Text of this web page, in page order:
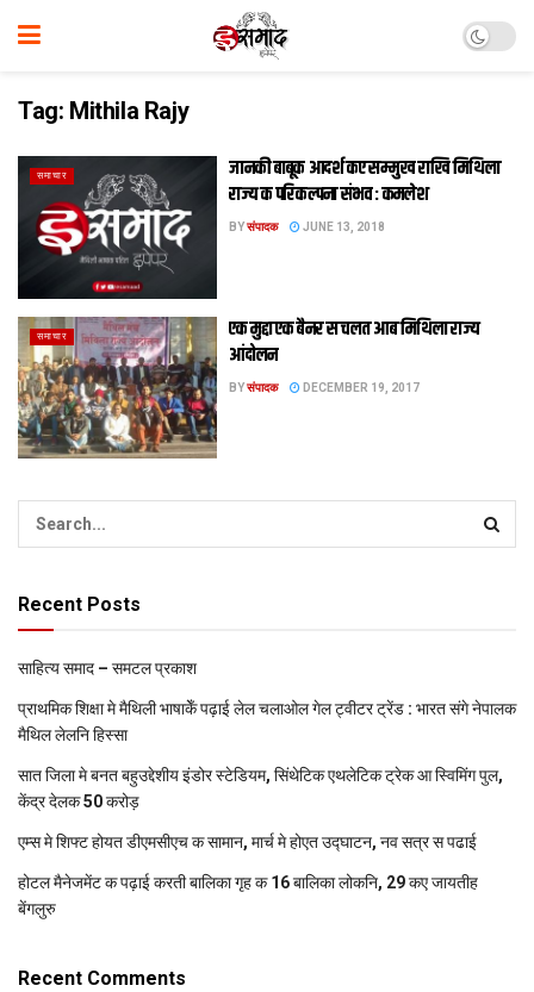
Tag: Mithila Rajy
समाचार
जानकी बाबूक आदर्श कए सम्मुख राखि मिथिला
राज्य क परिकल्पना संभव : कमलेश
BYसंपादक JUNE 13, 2018
समाचार
एक मुद्दा एक बैनर स चलत आब मिथिला राज्य
आंदोलन
BYसंपादक DECEMBER 19, 2017
Recent Posts
साहित्य समाद – समटल प्रकाश
प्राथमिक शि‍क्षा मे मैथि‍ली भाषाकेँ पढ़ाई लेल चलाओल गेल ट्वीटर ट्रेंड : भारत संगे नेपालक
मैथिल लेलनि हिस्सा
सात जिला मे बनत बहुउद्देशीय इंडोर स्‍टेडि‍यम, सिंथेटिक एथलेटिक ट्रेक आ स्विमिंग पुल,
केंद्र देलक 50 करोड़
एम्स मे शिफ्ट होयत डीएमसीएच क सामान, मार्च मे होएत उद्घाटन, नव सत्र स पढाई
होटल मैनेजमेंट क पढ़ाई करती बालिका गृह क 16 बालिका लोकनि, 29 कए जायतीह
बेंगलुरु
Recent Comments